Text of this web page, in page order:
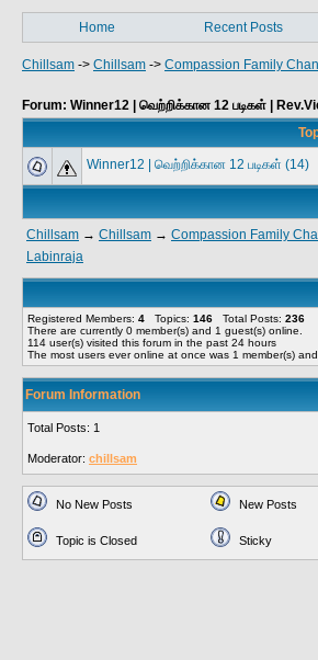
Home Recent Posts
Chillsam -> Chillsam -> Compassion Family
Forum: Winner12 | வெற்றிக்கான 12 படிகள் |
Winner12 | வெற்றிக்கான 12 படிகள் (14)
Chillsam → Chillsam → Compassion Family
Labinraja
Registered Members: 4 Topics: 146 Total Posts: 236
There are currently 0 member(s) and 1 guest(s) online
114 user(s) visited this forum in the past 24 hours
The most users ever online at once was 1 member(s)
Forum Information
Total Posts: 1
Moderator: chillsam
No New Posts New Posts
Topic is Closed Sticky